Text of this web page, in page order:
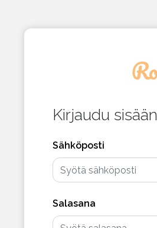
Kirjaudu sisään
Sähköposti
Salasana